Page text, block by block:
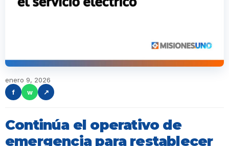
enero 9, 2026
f
w ↗
Continúa el operativo de
emergencia para restablecer